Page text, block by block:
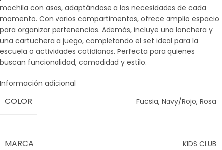
mochila con asas, adaptándose a las necesidades de cada
momento. Con varios compartimentos, ofrece amplio espacio
para organizar pertenencias. Además, incluye una lonchera y
una cartuchera a juego, completando el set ideal para la
escuela o actividades cotidianas. Perfecta para quienes
buscan funcionalidad, comodidad y estilo.
Información adicional
COLOR Fucsia, Navy/Rojo, Rosa
MARCA KIDS CLUB